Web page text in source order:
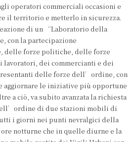
operatori commerciali occasioni e
il territorio e metterlo in sicurezza.
di un “Laboratorio della
con la partecipazione
delle forze politiche, delle forze
dei commercianti e dei
delle forze dell’ordine, con
aggiornare le iniziative più opportune
a ciò, va subito avanzata la richiesta
di due stazioni mobili di
i giorni nei punti nevralgici della
notturne che in quelle diurne e la